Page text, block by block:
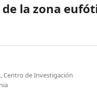
la zona
Centro de Investigación